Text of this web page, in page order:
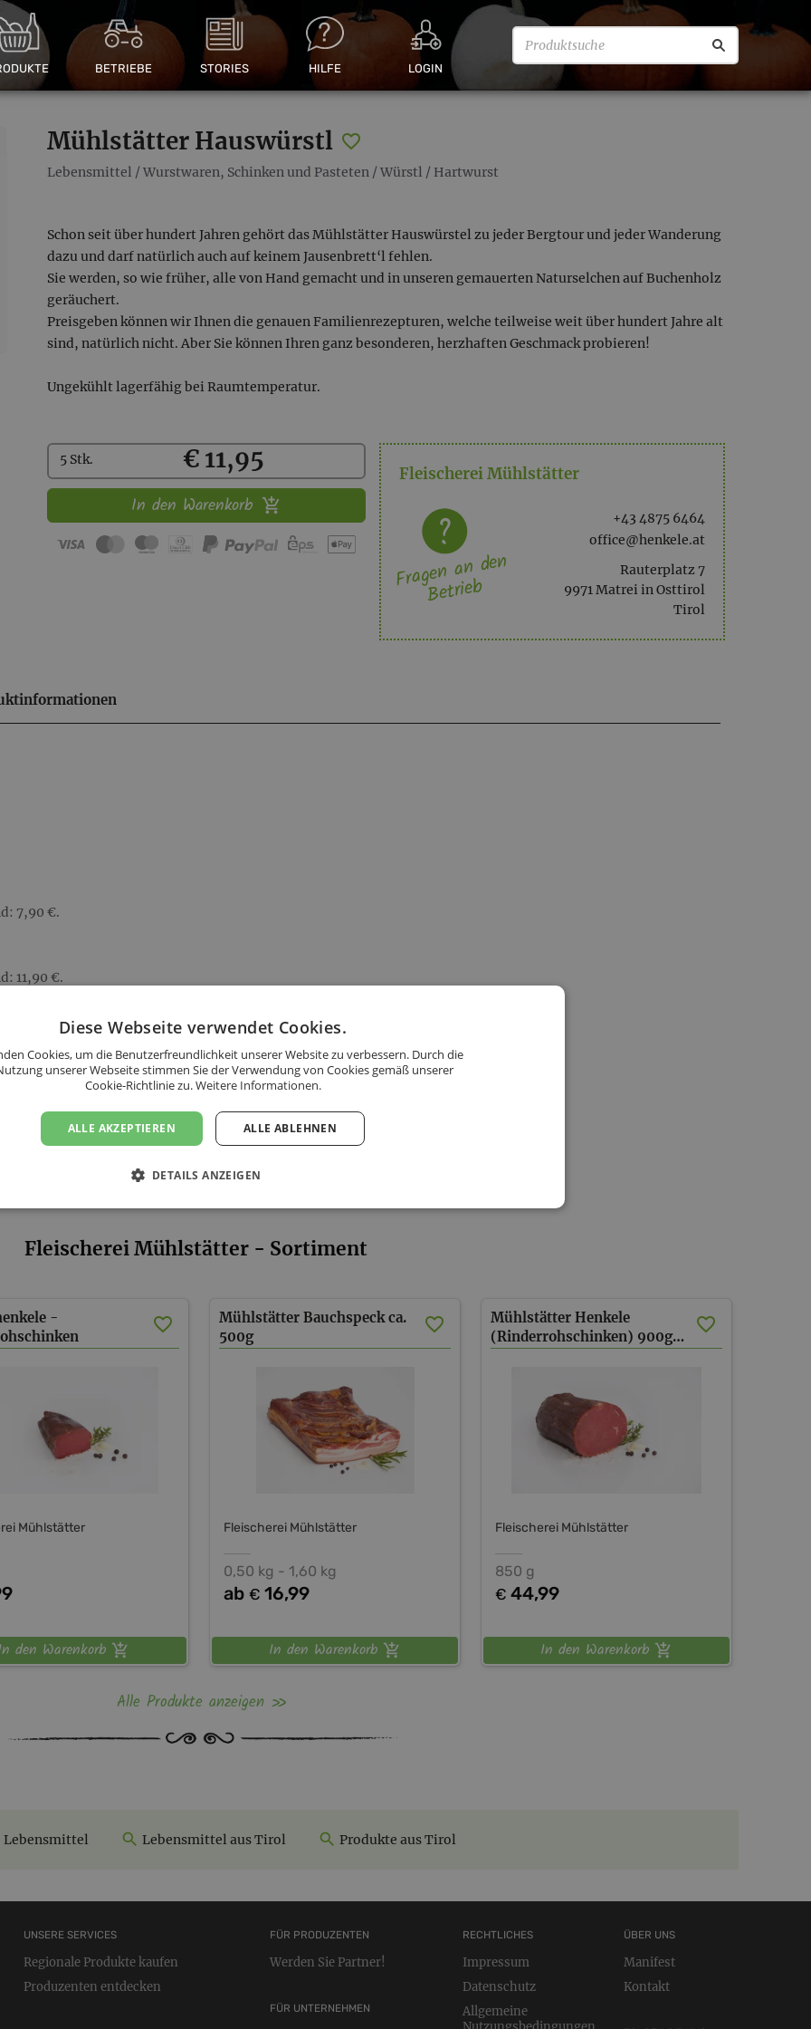
BETRIEBE STORIES HILFE LOGIN
Mühlstätter Hauswürstl
Lebensmittel / Wurstwaren, Schinken und Pasteten / Würstl / Hartwurst
Schon seit über hundert Jahren gehört das Mühlstätter Hauswürstel zu jeder Bergtour und jeder Wanderung
dazu und darf natürlich auch auf keinem Jausenbrett‘l fehlen.
Sie werden, so wie früher, alle von Hand gemacht und in unseren gemauerten Naturselchen auf Buchenholz
geräuchert.
Preisgeben können wir Ihnen die genauen Familienrezepturen, welche teilweise weit über hundert Jahre alt
sind, natürlich nicht. Aber Sie können Ihren ganz besonderen, herzhaften Geschmack probieren!
Ungekühlt lagerfähig bei Raumtemperatur.
Kaufen
5 Stk. € 11,95
In den Warenkorb
Fleischerei Mühlstätter
+43 4875 6464
office@henkele.at
Rauterplatz 7
9971 Matrei in Osttirol
Tirol
Fragen an den
Betrieb
7,90 €.
11,90 €.
folgenden Ländern an:
Fleischerei Mühlstätter - Sortiment
-
Mühlstätter
den Warenkorb
Mühlstätter Bauchspeck ca.
500g
Fleischerei Mühlstätter
0,50 kg - 1,60 kg
ab € 16,99
In den Warenkorb
Mühlstätter Henkele
(Rinderrohschinken) 900g halbe Stücke
Fleischerei Mühlstätter
850 g
€ 44,99
In den Warenkorb
Alle Produkte anzeigen
Lebensmittel Lebensmittel aus Tirol Produkte aus Tirol
UNSERE SERVICES
Regionale Produkte kaufen
Produzenten entdecken
FÜR PRODUZENTEN
Werden Sie Partner!
FÜR UNTERNEHMEN
RECHTLICHES
Impressum
Datenschutz
Allgemeine
ÜBER UNS
Manifest
Kontakt
Diese Webseite verwendet Cookies.
Cookies, um die Benutzerfreundlichkeit unserer Website zu verbessern. Durch die
unserer Webseite stimmen Sie der Verwendung von Cookies gemäß unserer
Cookie-Richtlinie zu.Weitere Informationen.
ALLE AKZEPTIEREN ALLE ABLEHNEN
DETAILS ANZEIGEN